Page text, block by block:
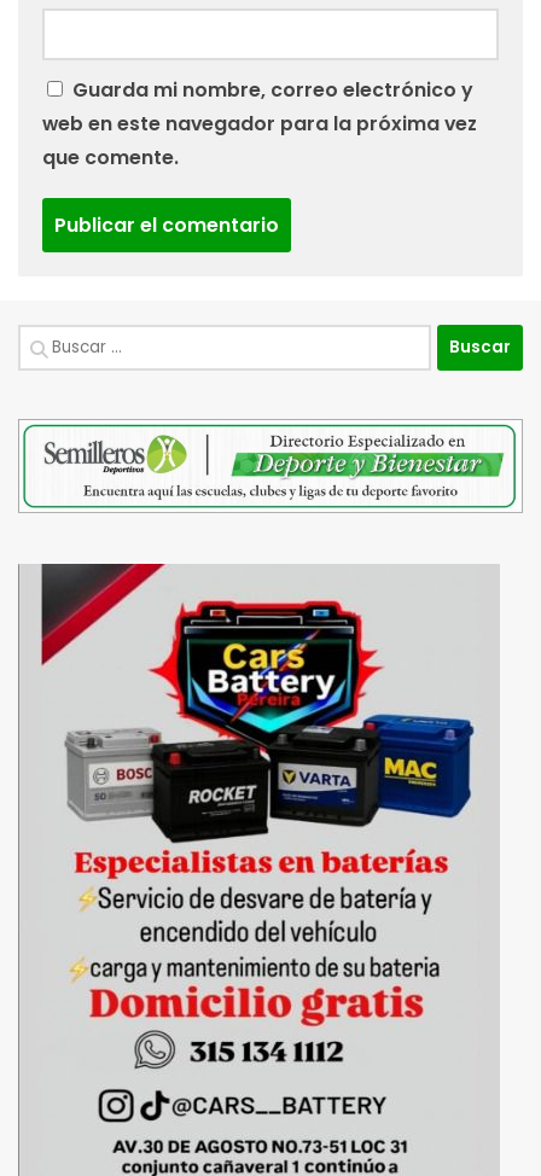
Guarda mi nombre, correo electrónico y
web en este navegador para la próxima vez
que comente.
Buscar: